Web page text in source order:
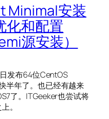
Minimal安装
化和配置
源安装）
发布64位CentOS
半年了。也已经有越来
了。ITGeeker也尝试将
。